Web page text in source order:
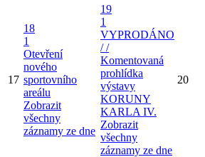
17
18
1
Otevření
nového
sportovního
areálu
Zobrazit
všechny
záznamy ze dne
19
1
VYPRODÁNO
/ /
Komentovaná
prohlídka
výstavy
KORUNY
KARLA IV.
Zobrazit
všechny
záznamy ze dne
20